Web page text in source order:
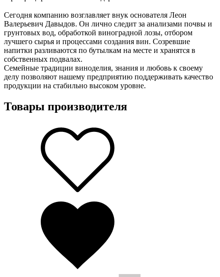
Сегодня компанию возглавляет внук основателя Леон
Валерьевич Давыдов. Он лично следит за анализами почвы и
грунтовых вод, обработкой виноградной лозы, отбором
лучшего сырья и процессами создания вин. Созревшие
напитки разливаются по бутылкам на месте и хранятся в
собственных подвалах.
Семейные традиции виноделия, знания и любовь к своему
делу позволяют нашему предприятию поддерживать качество
продукции на стабильно высоком уровне.
Товары производителя